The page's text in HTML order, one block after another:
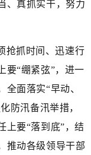
、真抓实干，努力
抢抓时间、迅速行
要“绷紧弦”，进一
面落实“早动、
防汛备汛举措，
上要“落到底”，结
推动各级领导干部